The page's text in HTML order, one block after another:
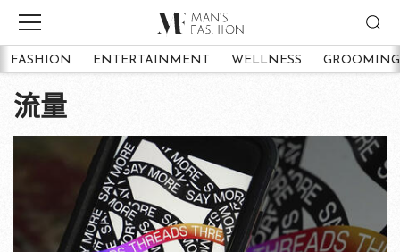
FASHION ENTERTAINMENT WELLNESS GROOMING
流量